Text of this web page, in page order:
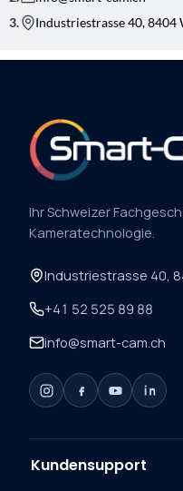
Industriestrasse 40,
Ihr Schweizer
Kameratechnologie.
Industriestrasse 40,
+41 52 525 89 88
info@smart-cam.ch
Kundensupport